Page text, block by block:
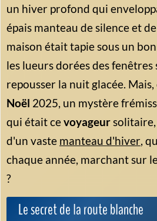
un hiver profond qui
épais manteau de silence et
maison était tapie sous un
les lueurs dorées des
repousser la nuit glacée.
Noël 2025, un mystère
qui était cevoyageur
d'un vaste manteau d'hiver,
chaque année, marchant sur
?
Le secret de la route blanche